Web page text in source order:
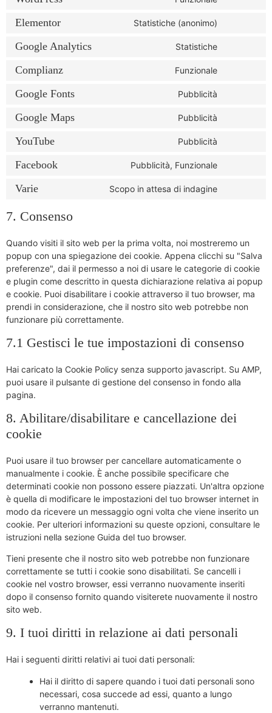
Elementor Statistiche (anonimo)
Google Analytics Statistiche
Complianz Funzionale
Google Fonts Pubblicità
Google Maps Pubblicità
YouTube Pubblicità
Facebook Pubblicità, Funzionale
Varie Scopo in attesa di indagine
7. Consenso
Quando visiti il sito web per la prima volta, noi mostreremo un
popup con una spiegazione dei cookie. Appena clicchi su "Salva
preferenze", dai il permesso a noi di usare le categorie di cookie
e plugin come descritto in questa dichiarazione relativa ai popup
e cookie. Puoi disabilitare i cookie attraverso il tuo browser, ma
prendi in considerazione, che il nostro sito web potrebbe non
funzionare più correttamente.
7.1 Gestisci le tue impostazioni di consenso
Hai caricato la Cookie Policy senza supporto javascript. Su AMP,
puoi usare il pulsante di gestione del consenso in fondo alla
pagina.
8. Abilitare/disabilitare e cancellazione dei
cookie
Puoi usare il tuo browser per cancellare automaticamente o
manualmente i cookie. È anche possibile specificare che
determinati cookie non possono essere piazzati. Un'altra opzione
è quella di modificare le impostazioni del tuo browser internet in
modo da ricevere un messaggio ogni volta che viene inserito un
cookie. Per ulteriori informazioni su queste opzioni, consultare le
istruzioni nella sezione Guida del tuo browser.
Tieni presente che il nostro sito web potrebbe non funzionare
correttamente se tutti i cookie sono disabilitati. Se cancelli i
cookie nel vostro browser, essi verranno nuovamente inseriti
dopo il consenso fornito quando visiterete nuovamente il nostro
sito web.
9. I tuoi diritti in relazione ai dati personali
Hai i seguenti diritti relativi ai tuoi dati personali:
Hai il diritto di sapere quando i tuoi dati personali sono
necessari, cosa succede ad essi, quanto a lungo
verranno mantenuti.